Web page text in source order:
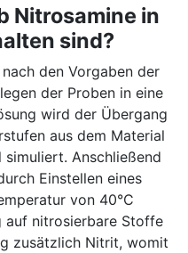
Nitrosamine in
sind?
den Vorgaben der
der Proben in eine
wird der Übergang
aus dem Material
simuliert. Anschließend
Einstellen eines
von 40°C
auf nitrosierbare Stoffe
zusätzlich Nitrit, womit